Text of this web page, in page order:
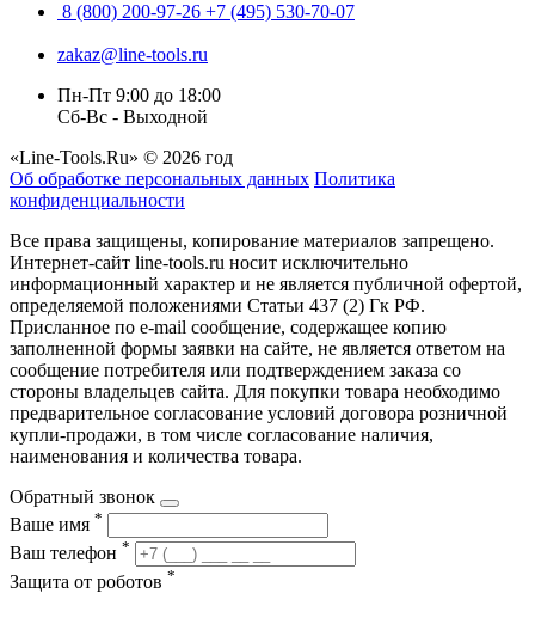
8 (800) 200-97-26 +7 (495) 530-70-07
zakaz@line-tools.ru
Пн-Пт 9:00 до 18:00
Сб-Вс - Выходной
«Line-Tools.Ru» © 2026 год
Об обработке персональных данных Политика
конфиденциальности
Все права защищены, копирование материалов запрещено.
Интернет-сайт line-tools.ru носит исключительно
информационный характер и не является публичной офертой,
определяемой положениями Статьи 437 (2) Гк РФ.
Присланное по e-mail сообщение, содержащее копию
заполненной формы заявки на сайте, не является ответом на
сообщение потребителя или подтверждением заказа со
стороны владельцев сайта. Для покупки товара необходимо
предварительное согласование условий договора розничной
купли-продажи, в том числе согласование наличия,
наименования и количества товара.
Обратный звонок
Ваше имя *
Ваш телефон *
Защита от роботов *